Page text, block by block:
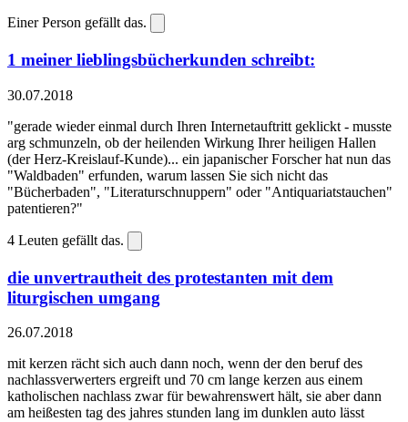
Einer Person gefällt das.
1 meiner lieblingsbücherkunden schreibt:
30.07.2018
"gerade wieder einmal durch Ihren Internetauftritt geklickt - musste
arg schmunzeln, ob der heilenden Wirkung Ihrer heiligen Hallen
(der Herz-Kreislauf-Kunde)... ein japanischer Forscher hat nun das
"Waldbaden" erfunden, warum lassen Sie sich nicht das
"Bücherbaden", "Literaturschnuppern" oder "Antiquariatstauchen"
patentieren?"
4 Leuten gefällt das.
die unvertrautheit des protestanten mit dem
liturgischen umgang
26.07.2018
mit kerzen rächt sich auch dann noch, wenn der den beruf des
nachlassverwerters ergreift und 70 cm lange kerzen aus einem
katholischen nachlass zwar für bewahrenswert hält, sie aber dann
am heißesten tag des jahres stunden lang im dunklen auto lässt